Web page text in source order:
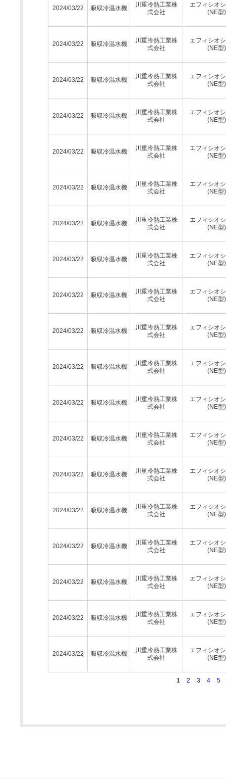
2024/03/22 吸収冷温水機
川重冷熱工業株
式会社
エフィシオ
(NE型)
2024/03/22 吸収冷温水機
川重冷熱工業株
式会社
エフィシオ
(NE型)
2024/03/22 吸収冷温水機
川重冷熱工業株
式会社
エフィシオ
(NE型)
2024/03/22 吸収冷温水機
川重冷熱工業株
式会社
エフィシオ
(NE型)
2024/03/22 吸収冷温水機
川重冷熱工業株
式会社
エフィシオ
(NE型)
2024/03/22 吸収冷温水機
川重冷熱工業株
式会社
エフィシオ
(NE型)
2024/03/22 吸収冷温水機
川重冷熱工業株
式会社
エフィシオ
(NE型)
2024/03/22 吸収冷温水機
川重冷熱工業株
式会社
エフィシオ
(NE型)
2024/03/22 吸収冷温水機
川重冷熱工業株
式会社
エフィシオ
(NE型)
2024/03/22 吸収冷温水機
川重冷熱工業株
式会社
エフィシオ
(NE型)
2024/03/22 吸収冷温水機
川重冷熱工業株
式会社
エフィシオ
(NE型)
2024/03/22 吸収冷温水機
川重冷熱工業株
式会社
エフィシオ
(NE型)
2024/03/22 吸収冷温水機
川重冷熱工業株
式会社
エフィシオ
(NE型)
2024/03/22 吸収冷温水機
川重冷熱工業株
式会社
エフィシオ
(NE型)
2024/03/22 吸収冷温水機
川重冷熱工業株
式会社
エフィシオ
(NE型)
2024/03/22 吸収冷温水機
川重冷熱工業株
式会社
エフィシオ
(NE型)
2024/03/22 吸収冷温水機
川重冷熱工業株
式会社
エフィシオ
(NE型)
2024/03/22 吸収冷温水機
川重冷熱工業株
式会社
エフィシオ
(NE型)
2024/03/22 吸収冷温水機
川重冷熱工業株
式会社
エフィシオ
(NE型)
1 2 3 4 5